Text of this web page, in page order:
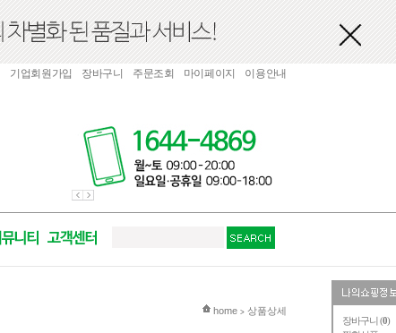
장바구니 (0)
기업회원가입 장바구니 주문조회 마이페이지 이용안내
현재 위치
home > 상품상세